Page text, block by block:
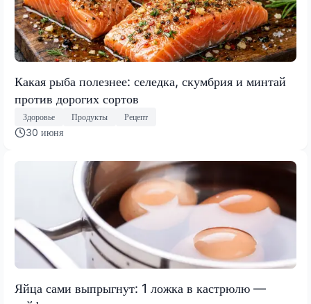
Какая рыба полезнее: селедка, скумбрия и минтай
против дорогих сортов
Здоровье Продукты Рецепт
30 июня
Яйца сами выпрыгнут: 1 ложка в кастрюлю —